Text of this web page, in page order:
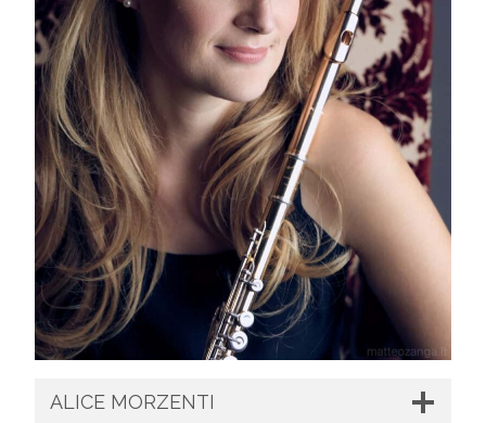
ALICE MORZENTI